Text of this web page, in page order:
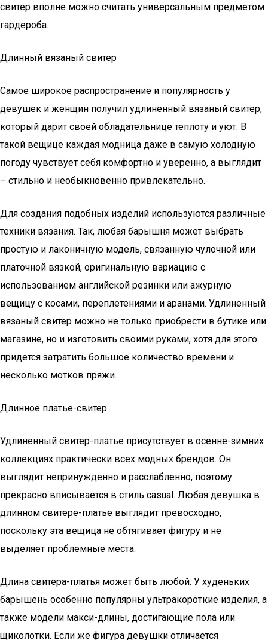
свитер вполне можно считать универсальным предметом
гардероба.
Длинный вязаный свитер
Самое широкое распространение и популярность у
девушек и женщин получил удлиненный вязаный свитер,
который дарит своей обладательнице теплоту и уют. В
такой вещице каждая модница даже в самую холодную
погоду чувствует себя комфортно и уверенно, а выглядит
– стильно и необыкновенно привлекательно.
Для создания подобных изделий используются различные
техники вязания. Так, любая барышня может выбрать
простую и лаконичную модель, связанную чулочной или
платочной вязкой, оригинальную вариацию с
использованием английской резинки или ажурную
вещицу с косами, переплетениями и аранами. Удлиненный
вязаный свитер можно не только приобрести в бутике или
магазине, но и изготовить своими руками, хотя для этого
придется затратить большое количество времени и
несколько мотков пряжи.
Длинное платье-свитер
Удлиненный свитер-платье присутствует в осенне-зимних
коллекциях практически всех модных брендов. Он
выглядит непринужденно и расслабленно, поэтому
прекрасно вписывается в стиль casual. Любая девушка в
длинном свитере-платье выглядит превосходно,
поскольку эта вещица не обтягивает фигуру и не
выделяет проблемные места.
Длина свитера-платья может быть любой. У худеньких
барышень особенно популярны ультракороткие изделия, а
также модели макси-длины, достигающие пола или
щиколотки. Если же фигура девушки отличается